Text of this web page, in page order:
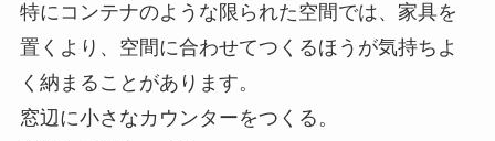
特にコンテナのような限られた空間では、家具を
置くより、空間に合わせてつくるほうが気持ちよ
く納まることがあります。
窓辺に小さなカウンターをつくる。